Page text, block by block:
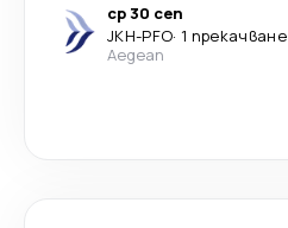
ср 30 сеп
JKH-PFO· 1 прекачване
Aegean